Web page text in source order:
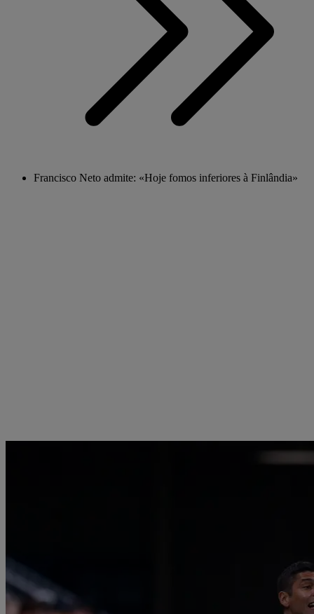
Francisco Neto admite: «Hoje fomos inferiores à Finlândia»